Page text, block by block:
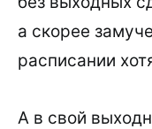
а скорее
расписании
А в свой